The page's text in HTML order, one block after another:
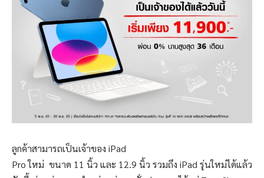
ลูกค้าสามารถเป็นเจ้าของ iPad
Pro ใหม่ ขนาด 11 นิ้ว และ 12.9 นิ้ว รวมถึง iPad รุ่นใหม่ได้แล้ว